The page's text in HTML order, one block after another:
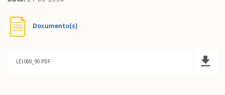
Documento(s)
LEI 069_90.PDF